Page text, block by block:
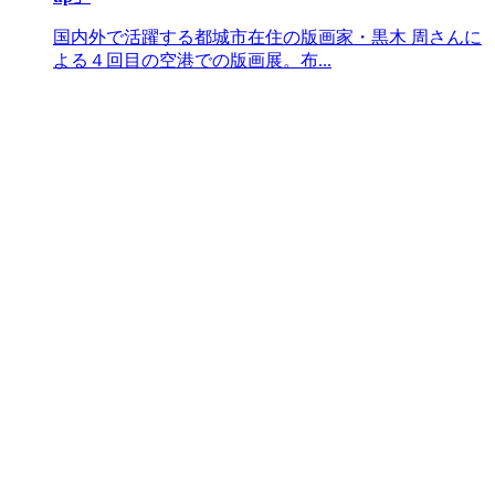
国内外で活躍する都城市在住の版画家・黒木 周さんに
よる４回目の空港での版画展。布...